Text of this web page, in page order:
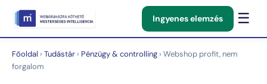
Ingyenes elemzés ☰
Főoldal › Tudástár › Pénzügy & controlling › Webshop profit, nem
forgalom